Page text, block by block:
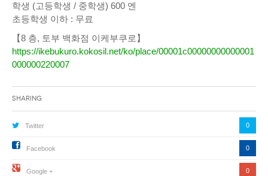
학생 (고등학생 / 중학생) 600 엔
초등학생 이하 : 무료
【8 층, 토부 백화점 이케부쿠로】
https://ikebukuro.kokosil.net/ko/place/00001c00000000000001
000000220007
Sharing
Twitter 0
Facebook 0
Google + 0